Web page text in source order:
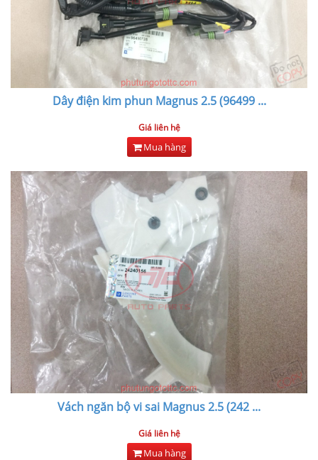
Dây điện kim phun Magnus 2.5 (96499...
Giá liên hệ
Mua hàng
Vách ngăn bộ vi sai Magnus 2.5 (242 ...
Giá liên hệ
Mua hàng